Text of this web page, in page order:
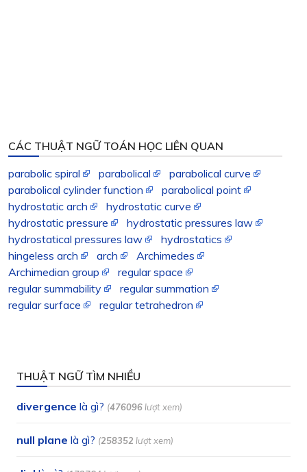
CÁC THUẬT NGỮ TOÁN HỌC LIÊN QUAN
parabolic spiral
parabolical
parabolical curve
parabolical cylinder function
parabolical point
hydrostatic arch
hydrostatic curve
hydrostatic pressure
hydrostatic pressures law
hydrostatical pressures law
hydrostatics
hingeless arch
arch
Archimedes
Archimedian group
regular space
regular summability
regular summation
regular surface
regular tetrahedron
THUẬT NGỮ TÌM NHIỀU
divergence là gì? (476096 lượt xem)
null plane là gì? (258352 lượt xem)